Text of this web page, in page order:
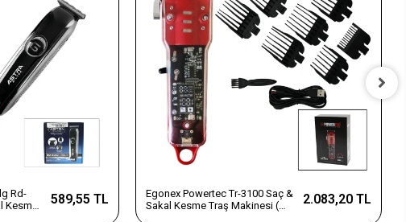
Rd-
589,55 TL
Egonex Powertec Tr-3100 Saç &
Sakal Kesme Traş Makinesi (
2.083,20 TL